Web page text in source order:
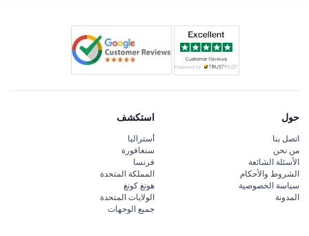
حول
اتصل بنا
من نحن
الأسئلة الشائعة
الشروط والأحكام
سياسة الخصوصية
المدونة
استكشف
أستراليا
سنغافورة
فرنسا
المملكة المتحدة
هونغ كونغ
الولايات المتحدة
جميع الوجهات